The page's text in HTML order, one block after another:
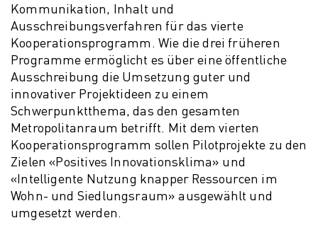
Kommunikation, Inhalt und
Ausschreibungsverfahren für das vierte
Kooperationsprogramm. Wie die drei früheren
Programme ermöglicht es über eine öffentliche
Ausschreibung die Umsetzung guter und
innovativer Projektideen zu einem
Schwerpunktthema, das den gesamten
Metropolitanraum betrifft. Mit dem vierten
Kooperationsprogramm sollen Pilotprojekte zu den
Zielen «Positives Innovationsklima» und
«Intelligente Nutzung knapper Ressourcen im
Wohn- und Siedlungsraum» ausgewählt und
umgesetzt werden.